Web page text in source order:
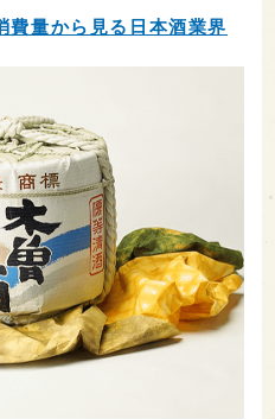
費量から見る日本酒業界